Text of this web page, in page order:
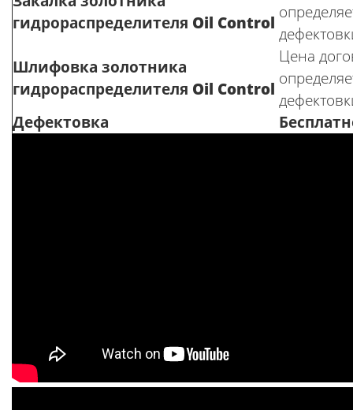
гидрораспределителя Oil Control
Шлифовка золотника
гидрораспределителя Oil Control
Цена
Дефектовка